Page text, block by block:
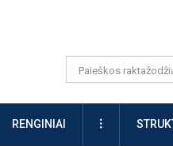
RENGINIAI DAUGIAU